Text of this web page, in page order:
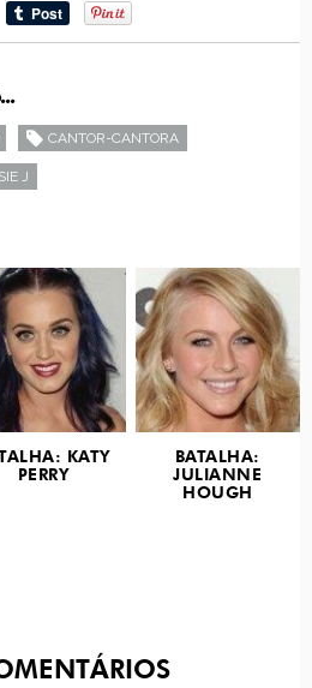
CANTOR-CANTORA
J
KATY
PERRY
BATALHA:
JULIANNE
HOUGH